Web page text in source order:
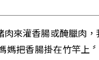
來灌香腸或醃臘肉
把香腸掛在竹竿上